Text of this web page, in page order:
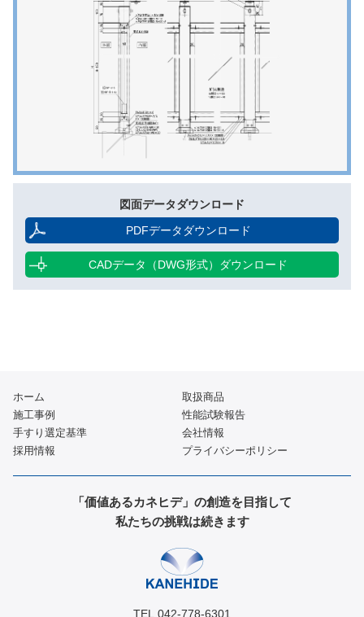
図面データダウンロード
PDFデータダウンロード
CADデータ（DWG形式）ダウンロード
ホーム
取扱商品
施工事例
性能試験報告
手すり選定基準
会社情報
採用情報
プライバシーポリシー
「価値あるカネヒデ」の創造を目指して
私たちの挑戦は続きます
TEL.042-778-6301